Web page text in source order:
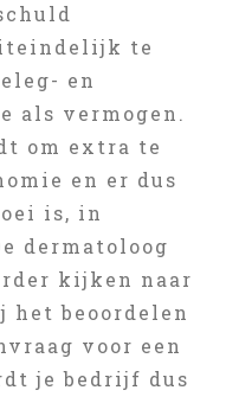
te
en
als vermogen.
om extra te
en er dus
is, in
dermatoloog
kijken naar
het beoordelen
voor een
je bedrijf dus